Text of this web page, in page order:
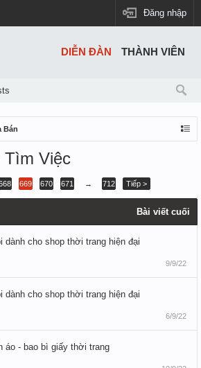
Đăng nhập
Bán
Tìm Việc
669 670 671 → 712 Tiếp >
Bài viết cuối
dành cho shop thời trang hiện đại
9/9/22
dành cho shop thời trang hiện đại
6/9/22
áo - bao bì giấy thời trang
DIỄN ĐÀN THÀNH VIÊN